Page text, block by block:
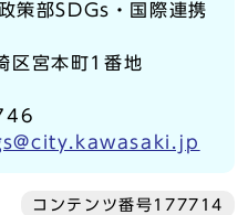
策部SDGs・国際連携
宮本町1番地
コンテンツ番号177714